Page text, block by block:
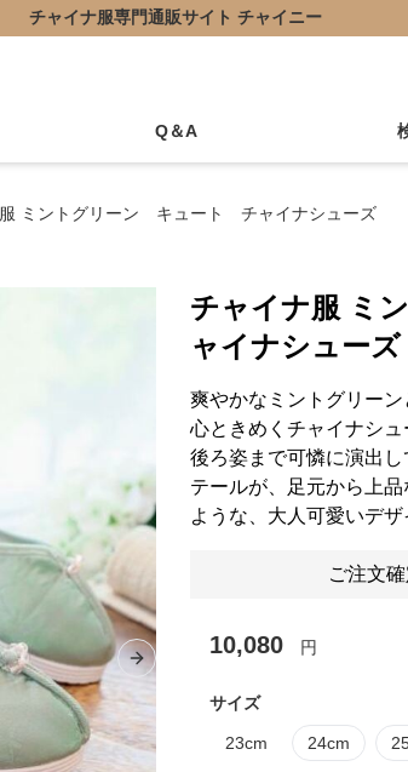
チャイナ服専門通販サイト チャイニー
Q＆A
ミントグリーン キュート チャイナシューズ
Next slide
チャイナ服 ミ
ャイナシューズ
爽やかなミントグリーン
心ときめくチャイナシュ
後ろ姿まで可憐に演出
テールが、足元から上
ような、大人可愛いデザ
ご注文
10,080 円
サイズ
23cm 24cm